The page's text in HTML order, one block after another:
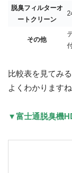
脱臭フィルターオ
ートクリーン
その他
比較表を見てみ
よくわかりますね
▼富士通脱臭機